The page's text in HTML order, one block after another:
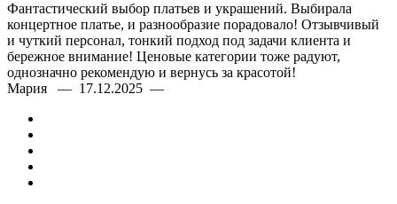
Фантастический выбор платьев и украшений. Выбирала
концертное платье, и разнообразие порадовало! Отзывчивый
и чуткий персонал, тонкий подход под задачи клиента и
бережное внимание! Ценовые категории тоже радуют,
однозначно рекомендую и вернусь за красотой!
Мария — 17.12.2025 —